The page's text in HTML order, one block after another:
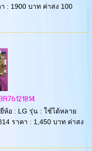
า : 1900 บาท ค่าสง 100
ห้อ : LG รุ่น : ใช้ได้หลาย
ราคา : 1,450 บาท ค่าสง